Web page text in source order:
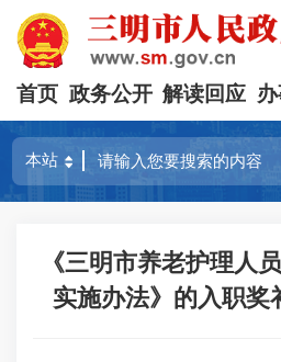
首页 政务公开 解读回应
《三明市养老护理人
实施办法》的入职奖